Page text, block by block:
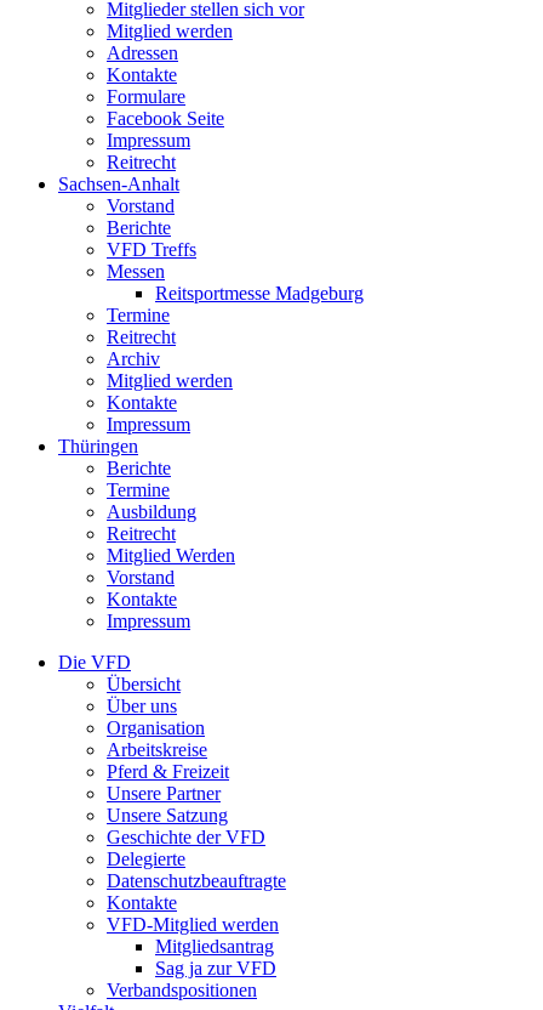
Mitglieder stellen sich vor
Mitglied werden
Adressen
Kontakte
Formulare
Facebook Seite
Impressum
Reitrecht
Sachsen-Anhalt
Vorstand
Berichte
VFD Treffs
Messen
Reitsportmesse Madgeburg
Termine
Reitrecht
Archiv
Mitglied werden
Kontakte
Impressum
Thüringen
Berichte
Termine
Ausbildung
Reitrecht
Mitglied Werden
Vorstand
Kontakte
Impressum
Die VFD
Übersicht
Über uns
Organisation
Arbeitskreise
Pferd & Freizeit
Unsere Partner
Unsere Satzung
Geschichte der VFD
Delegierte
Datenschutzbeauftragte
Kontakte
VFD-Mitglied werden
Mitgliedsantrag
Sag ja zur VFD
Verbandspositionen